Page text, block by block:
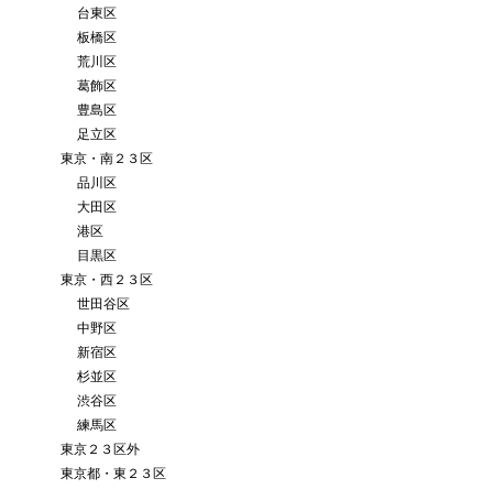
台東区
板橋区
荒川区
葛飾区
豊島区
足立区
東京・南２３区
品川区
大田区
港区
目黒区
東京・西２３区
世田谷区
中野区
新宿区
杉並区
渋谷区
練馬区
東京２３区外
東京都・東２３区